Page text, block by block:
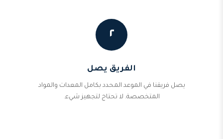
٢
الفريق يصل
يصل فريقنا في الموعد المحدد بكامل المعدات والمواد
المتخصصة. لا تحتاج لتجهيز شيء.